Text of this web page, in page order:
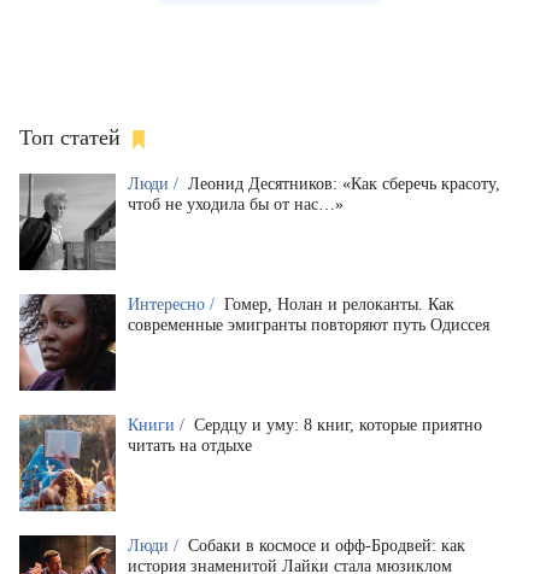
Топ статей
Люди / Леонид Десятников: «Как сберечь красоту,
чтоб не уходила бы от нас…»
Интересно / Гомер, Нолан и релоканты. Как
современные эмигранты повторяют путь Одиссея
Книги / Сердцу и уму: 8 книг, которые приятно
читать на отдыхе
Люди / Собаки в космосе и офф-Бродвей: как
история знаменитой Лайки стала мюзиклом